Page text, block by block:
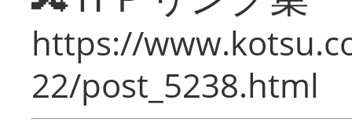
https://
22/post_5238.html